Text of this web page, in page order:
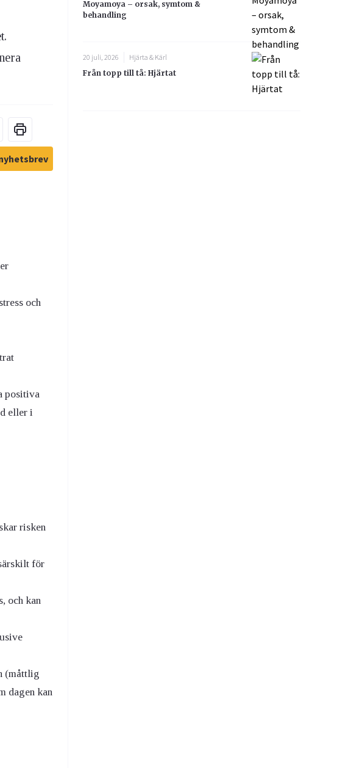
och
positiva
eller i
risken
för
och kan
(måttlig
dagen kan
Moyamoya – orsak, symtom &
behandling
20 juli, 2026
Hjärta & Kärl
Från topp till tå: Hjärtat